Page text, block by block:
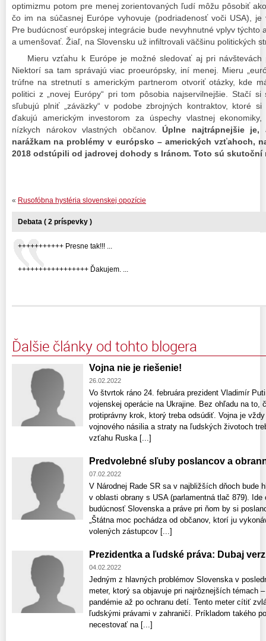
optimizmu potom pre menej zorientovaných ľudí môžu pôsobiť
čo im na súčasnej Európe vyhovuje (podriadenosť voči USA), je
Pre budúcnosť európskej integrácie bude nevyhnutné vplyv týchto
a umenšovať. Žiaľ, na Slovensku už infiltrovali väčšinu politických
Mieru vzťahu k Európe je možné sledovať aj pri návštevách
Niektorí sa tam správajú viac proeurópsky, iní menej. Mieru
trúfne na stretnutí s americkým partnerom otvoriť otázky, kde
politici z „novej Európy“ pri tom pôsobia najservilnejšie. Stačí
sľubujú plniť „záväzky“ v podobe zbrojných kontraktov, ktoré
ďakujú americkým investorom za úspechy vlastnej
nízkych nárokov vlastných občanov. Úplne najtrápnejšie
narážkam na problémy v európsko – amerických vzťahoch,
2018 odstúpili od jadrovej dohody s Iránom. Toto sú skutoční
« Rusofóbna hystéria slovenskej opozície
Debata ( 2 príspevky )
+++++++++++ Presne tak!!! ...
+++++++++++++++++ Ďakujem. ...
Ďalšie články od tohto blogera
Vojna nie je riešenie!
26.02.2022
Vo štvrtok ráno 24. februára prezident Vladimír
vojenskej operácie na Ukrajine. Bez ohľadu na to,
protiprávny krok, ktorý treba odsúdiť. Vojna je
vojnového násilia a straty na ľudských životoch
vzťahu Ruska [...]
Predvolebné sľuby poslancov a
07.02.2022
V Národnej Rade SR sa v najbližších dňoch bude
v oblasti obrany s USA (parlamentná tlač 879).
budúcnosť Slovenska a práve pri ňom by si
„Štátna moc pochádza od občanov, ktorí ju
volených zástupcov [...]
Prezidentka a ľudské práva: Dubaj
04.02.2022
Jedným z hlavných problémov Slovenska v
meter, ktorý sa objavuje pri najrôznejších témach
pandémie až po ochranu detí. Tento meter cítiť
ľudskými právami v zahraničí. Príkladom takého
necestovať na [...]